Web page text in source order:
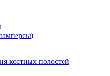
костных полостей